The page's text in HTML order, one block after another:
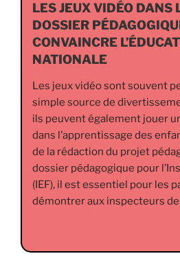
LES JEUX VIDÉO DANS
DOSSIER
CONVAINCRE
NATIONALE
Les jeux vidéo sont souvent
simple source de
ils peuvent également jouer
dans l’apprentissage des
de la rédaction du projet
dossier pédagogique pour
(IEF), il est essentiel pour les
démontrer aux inspecteurs